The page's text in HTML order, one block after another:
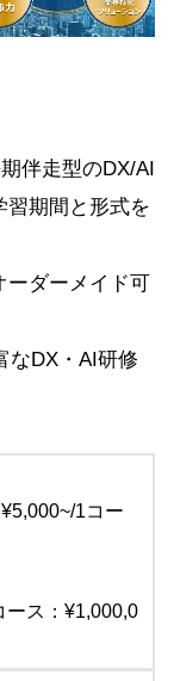
伴走型のDX/AI
習期間と形式を
ーダーメイド可
なDX・AI研修
1コー
ース：¥1,000,0